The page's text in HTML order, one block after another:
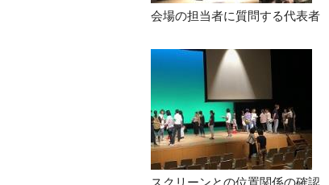
会場の担当者に質問する代表者
スクリーンとの位置関係の確認